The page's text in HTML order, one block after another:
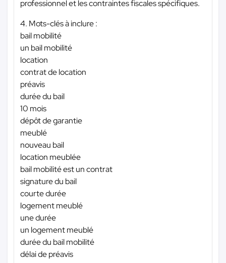
professionnel et les contraintes fiscales spécifiques.
4. Mots-clés à inclure :
bail mobilité
un bail mobilité
location
contrat de location
préavis
durée du bail
10 mois
dépôt de garantie
meublé
nouveau bail
location meublée
bail mobilité est un contrat
signature du bail
courte durée
logement meublé
une durée
un logement meublé
durée du bail mobilité
délai de préavis